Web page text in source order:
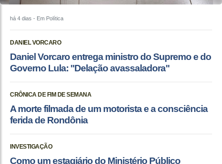
há 4 dias - Em Política
DANIEL VORCARO
Daniel Vorcaro entrega ministro do Supremo e do
Governo Lula: "Delação avassaladora"
CRÔNICA DE FIM DE SEMANA
A morte filmada de um motorista e a consciência
ferida de Rondônia
INVESTIGAÇÃO
Como um estagiário do Ministério Público